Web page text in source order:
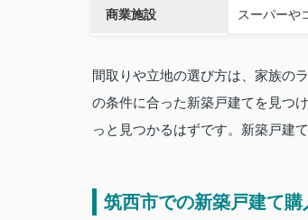
商業施設 スーパーや
間取りや立地の選び方は、家族の
の条件に合った新築戸建てを見つ
っと見つかるはずです。新築戸建
筑西市での新築戸建て購